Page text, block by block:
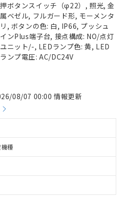
押ボタンスイッチ（φ22）, 照光, 金
属ベゼル, フルガード形, モーメンタ
リ, ボタンの色: 白, IP66, プッシュ
インPlus端子台, 接点構成: NO/点灯
ユニット/-, LEDランプ色: 黄, LED
ランプ電圧: AC/DC24V
08/07 00:00 情報更新
種